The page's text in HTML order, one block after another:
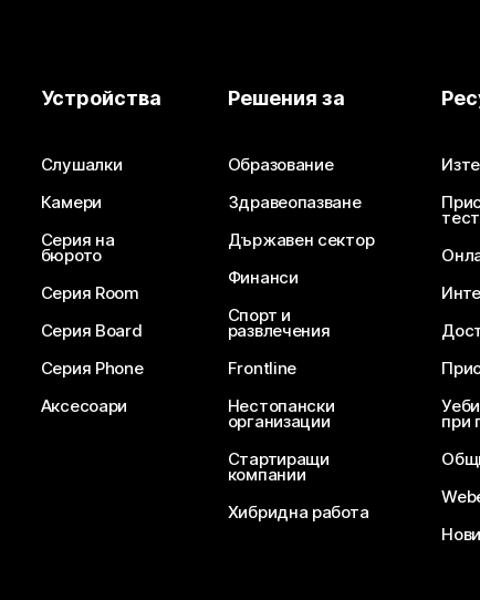
Нуждаете се от отговор?
Изпратете въпрос
Устройства
Слушалки
Камери
Серия на
бюрото
Серия Room
Серия Board
Серия Phone
Аксесоари
Решения за
Образование
Здравеопазване
Държавен сектор
Финанси
Спорт и
развлечения
Frontline
Нестопански
организации
Стартиращи
компании
Хибридна работа
при